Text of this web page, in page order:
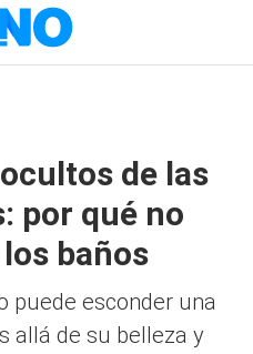
de las
por qué no
baños
puede esconder una
allá de su belleza y